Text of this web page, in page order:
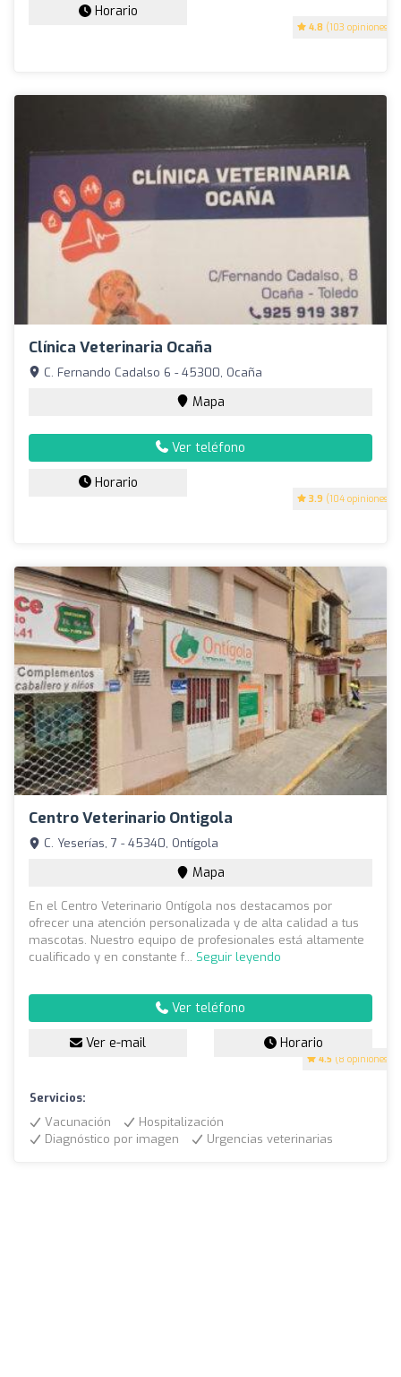
4.8 (103 opiniones)
Horario
Clínica Veterinaria Ocaña
3.9 (104 opiniones)
C. Fernando Cadalso 6 - 45300, Ocaña
Mapa
Ver teléfono
Horario
Centro Veterinario Ontigola
4.5 (8 opiniones)
C. Yeserías, 7 - 45340, Ontígola
Mapa
En el Centro Veterinario Ontígola nos destacamos por
ofrecer una atención personalizada y de alta calidad a tus
mascotas. Nuestro equipo de profesionales está altamente
cualificado y en constante f... Seguir leyendo
Ver teléfono
Ver e-mail Horario
Servicios:
Vacunación
Hospitalización
Diagnóstico por imagen
Urgencias veterinarias